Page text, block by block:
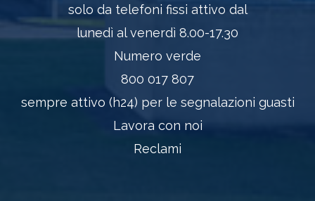
solo da telefoni fissi attivo dal
lunedì al venerdì 8.00-17.30
Numero verde
800 017 807
sempre attivo (h24) per le segnalazioni guasti
Lavora con noi
Reclami